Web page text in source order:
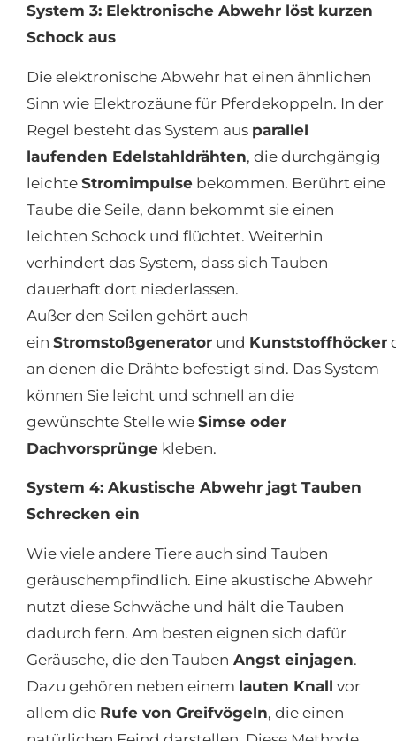
System 3: Elektronische Abwehr löst kurzen
Schock aus
Die elektronische Abwehr hat einen ähnlichen
Sinn wie Elektrozäune für Pferdekoppeln. In der
Regel besteht das System aus parallel
laufenden Edelstahldrähten, die durchgängig
leichte Stromimpulse bekommen. Berührt eine
Taube die Seile, dann bekommt sie einen
leichten Schock und flüchtet. Weiterhin
verhindert das System, dass sich Tauben
dauerhaft dort niederlassen.
Außer den Seilen gehört auch
ein Stromstoßgenerator und Kunststoffhöcker
an denen die Drähte befestigt sind. Das System
können Sie leicht und schnell an die
gewünschte Stelle wie Simse oder
Dachvorsprünge kleben.
System 4: Akustische Abwehr jagt Tauben
Schrecken ein
Wie viele andere Tiere auch sind Tauben
geräuschempfindlich. Eine akustische Abwehr
nutzt diese Schwäche und hält die Tauben
dadurch fern. Am besten eignen sich dafür
Geräusche, die den Tauben Angst einjagen.
Dazu gehören neben einem lauten Knall vor
allem die Rufe von Greifvögeln, die einen